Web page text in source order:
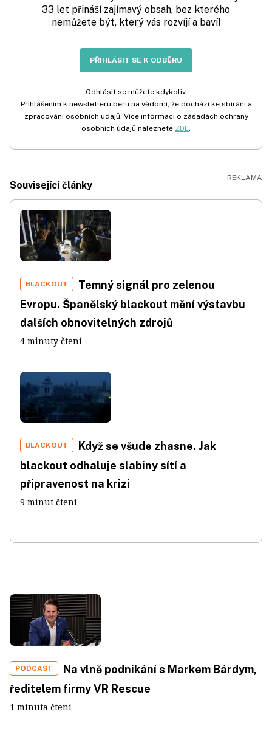
33 let přináší zajímavý obsah, bez kterého
nemůžete být, který vás rozvíjí a baví!
PŘIHLÁSIT SE K ODBĚRU
Odhlásit se můžete kdykoliv.
Přihlášením k newsletteru beru na vědomí, že dochází ke sbírání a
zpracování osobních údajů. Více informací o zásadách ochrany
osobních údajů naleznete ZDE.
Související články
BLACKOUT
Temný signál pro zelenou
Evropu. Španělský blackout mění výstavbu
dalších obnovitelných zdrojů
4 minuty čtení
BLACKOUT
Když se všude zhasne. Jak
blackout odhaluje slabiny sítí a
připravenost na krizi
9 minut čtení
PODCAST
Na vlně podnikání s Markem Bárdym,
ředitelem firmy VR Rescue
1 minuta čtení